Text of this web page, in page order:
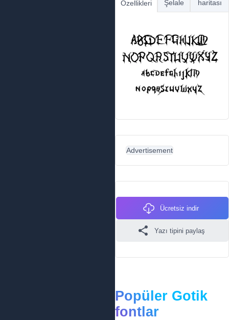
Özellikleri
Şelale
haritası
Advertisement
Ücretsiz indir
Yazı tipini paylaş
Popüler Gotik
fontlar